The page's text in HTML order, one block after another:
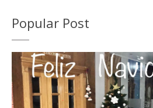
Popular Post